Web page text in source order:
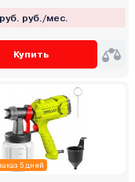
руб./мес.
Купить
5 дней